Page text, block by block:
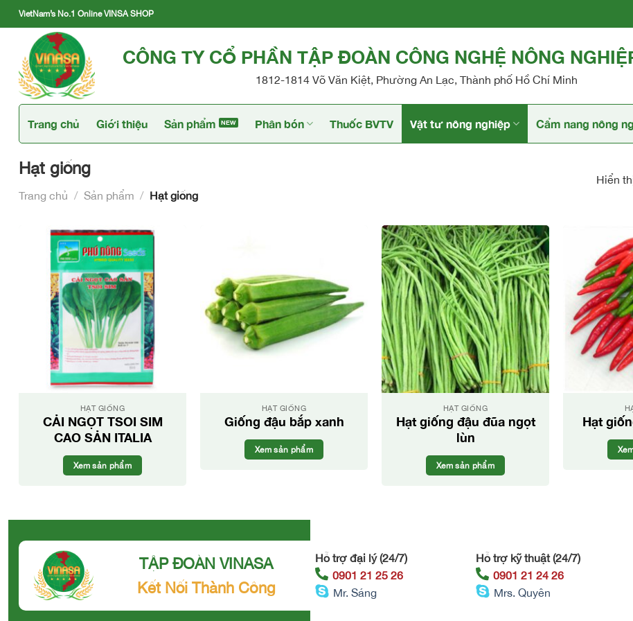
Skip
to
content
VietNam’s No.1 Online VINSA SHOP
CÔNG TY CỔ PHẦN TẬP ĐOÀN CÔNG NGHỆ NÔNG
1812-1814 Võ Văn Kiệt, Phường An Lạc, Thành phố Hồ Chí Minh
Trang chủ Giới thiệu Sản phẩm Phân bón Thuốc BVTV Vật tư nông nghiệp Cẩm nang nông
Hạt giống
Trang chủ / Sản phẩm / Hạt giống
Hiển
HẠT GIỐNG
CẢI NGỌT TSOI SIM
CAO SẢN ITALIA
Xem sản phẩm
HẠT GIỐNG
Giống đậu bắp xanh
Xem sản phẩm
HẠT GIỐNG
Hạt giống đậu đũa ngọt
lùn
Xem sản phẩm
Hạt
TẬP ĐOÀN VINASA
Kết Nối Thành Công
Hỗ trợ đại lý (24/7)
0901 21 25 26
Mr. Sáng
Hỗ trợ kỹ thuật (24/7)
0901 21 24 26
Mrs. Quyên